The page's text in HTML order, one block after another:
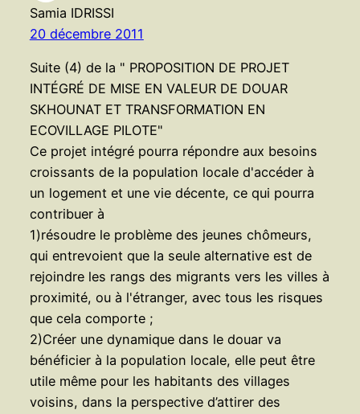
Samia IDRISSI
20 décembre 2011
Suite (4) de la " PROPOSITION DE PROJET
INTÉGRÉ DE MISE EN VALEUR DE DOUAR
SKHOUNAT ET TRANSFORMATION EN
ECOVILLAGE PILOTE"
Ce projet intégré pourra répondre aux besoins
croissants de la population locale d'accéder à
un logement et une vie décente, ce qui pourra
contribuer à
1)résoudre le problème des jeunes chômeurs,
qui entrevoient que la seule alternative est de
rejoindre les rangs des migrants vers les villes à
proximité, ou à l'étranger, avec tous les risques
que cela comporte ;
2)Créer une dynamique dans le douar va
bénéficier à la population locale, elle peut être
utile même pour les habitants des villages
voisins, dans la perspective d’attirer des